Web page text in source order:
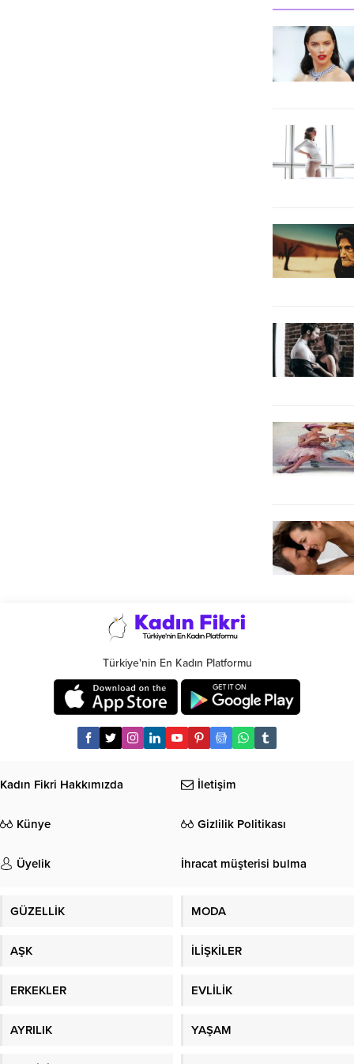
rüyada kahverengi inek görmek,
rüyayı gören kişinin eşi ile arasını
bozmaya çalışan bir kadını evinden
kovacağına, adaplı...
Türkiye'nin En Kadın Platformu
Kadın Fikri Hakkımızda İletişim
Künye Gizlilik Politikası
Üyelik İhracat müşterisi bulma
GÜZELLİK MODA
AŞK İLİŞKİLER
ERKEKLER EVLİLİK
AYRILIK YAŞAM